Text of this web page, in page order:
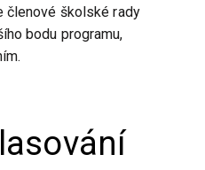
členové školské rady
bodu programu,